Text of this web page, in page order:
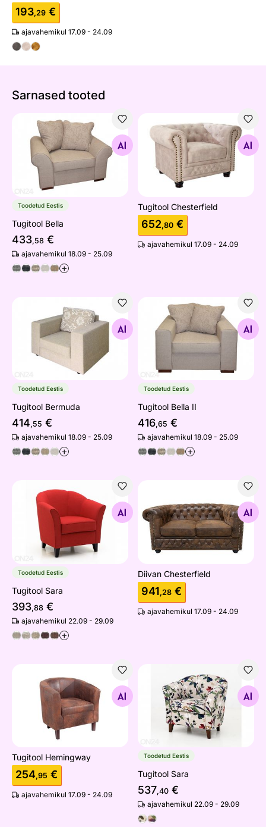
193,29 €
ajavahemikul 17.09 - 24.09
Sarnased tooted
Tugitool Bella
Otsi sarnaseid
Toodetud Eestis
Tugitool Bella
433,58 €
ajavahemikul 18.09 - 25.09
+
Tugitool Chesterfield
Otsi sarnaseid
Tugitool Chesterfield
652,80 €
ajavahemikul 17.09 - 24.09
Tugitool Bermuda
Otsi sarnaseid
Toodetud Eestis
Tugitool Bermuda
414,55 €
ajavahemikul 18.09 - 25.09
+
Tugitool Bella II
Otsi sarnaseid
Toodetud Eestis
Tugitool Bella II
416,65 €
ajavahemikul 18.09 - 25.09
+
Tugitool Sara
Otsi sarnaseid
Toodetud Eestis
Tugitool Sara
393,88 €
ajavahemikul 22.09 - 29.09
+
Otsi sarnaseid
Diivan Chesterfield
941,28 €
ajavahemikul 17.09 - 24.09
Tugitool Hemingway
Otsi sarnaseid
Tugitool Hemingway
254,95 €
ajavahemikul 17.09 - 24.09
Tugitool Sara
Otsi sarnaseid
Toodetud Eestis
Tugitool Sara
537,40 €
ajavahemikul 22.09 - 29.09